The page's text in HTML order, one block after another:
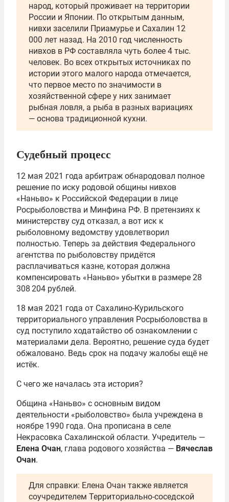
народ, который проживает на территории
России и Японии. По открытым данным,
нивхи заселили Приамурье и Сахалин 12
000 лет назад. На 2010 год численность
нивхов в РФ составляла чуть более 4 тыс.
человек. Во всех открытых источниках по
истории этого малого народа отмечается,
что первое место по значимости в
хозяйственной сфере у них занимает
рыбная ловля, а рыба в разных вариациях
— основа традиционной кухни.
Судебный процесс
12 мая 2021 года арбитраж обнародовал полное
решение по иску родовой общины нивхов
«Наньво» к Российской Федерации в лице
Росрыболовства и Минфина РФ. В претензиях к
министерству суд отказал, а вот иск к
рыболовному ведомству удовлетворил
полностью. Теперь за действия Федерального
агентства по рыболовству придётся
расплачиваться казне, которая должна
компенсировать «Наньво» убытки в размере 28
308 204 рублей.
18 мая 2021 года от Сахалино-Курильского
территориального управления Росрыболовства в
суд поступило ходатайство об ознакомлении с
материалами дела. Вероятно, решение суда будет
обжаловано. Ведь срок на подачу жалобы ещё не
истёк.
С чего же началась эта история?
Община «Наньво» с основным видом
деятельности «рыболовство» была учреждена в
ноябре 1990 года. Она прописана в селе
Некрасовка Сахалинской области. Учредитель —
Елена Очан, глава родового хозяйства — Вячеслав
Очан.
Для справки: Елена Очан также является
соучредителем Территориально-соседской